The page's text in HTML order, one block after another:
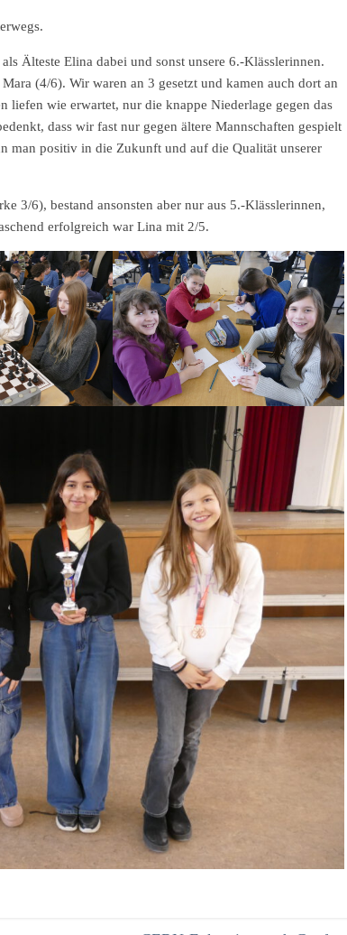
Älteste Elina dabei und sonst unsere 6.-Klässlerinnen.
(4/6). Wir waren an 3 gesetzt und kamen auch dort an
liefen wie erwartet, nur die knappe Niederlage gegen das
dass wir fast nur gegen ältere Mannschaften gespielt
man positiv in die Zukunft und auf die Qualität unserer
3/6), bestand ansonsten aber nur aus 5.-Klässlerinnen,
erfolgreich war Lina mit 2/5.